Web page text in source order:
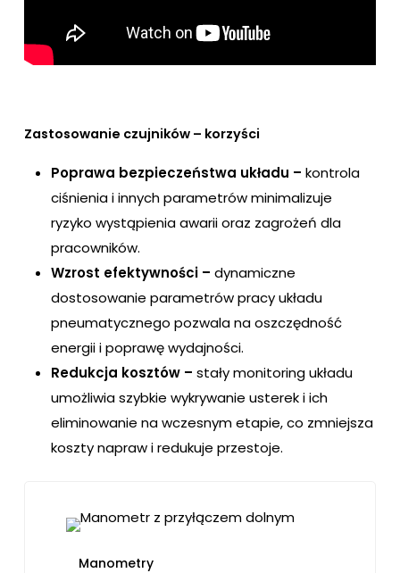
Zastosowanie czujników – korzyści
Poprawa bezpieczeństwa układu – kontrola
ciśnienia i innych parametrów minimalizuje
ryzyko wystąpienia awarii oraz zagrożeń dla
pracowników.
Wzrost efektywności – dynamiczne
dostosowanie parametrów pracy układu
pneumatycznego pozwala na oszczędność
energii i poprawę wydajności.
Redukcja kosztów – stały monitoring układu
umożliwia szybkie wykrywanie usterek i ich
eliminowanie na wczesnym etapie, co zmniejsza
koszty napraw i redukuje przestoje.
Manometry